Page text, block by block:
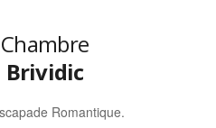
Chambre
Brividic
Romantique.